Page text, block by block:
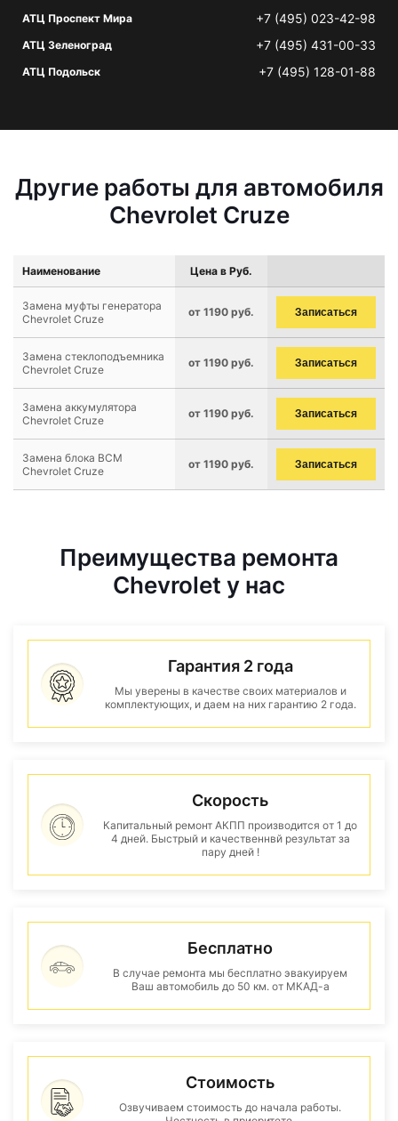
АТЦ Проспект Мира +7 (495) 023-42-98
АТЦ Зеленоград +7 (495) 431-00-33
АТЦ Подольск +7 (495) 128-01-88
Другие работы для автомобиля
Chevrolet Cruze
Наименование Цена в Руб.
Замена муфты генератора
Chevrolet Cruze
от 1190 руб. Записаться
Замена стеклоподъемника
Chevrolet Cruze
от 1190 руб. Записаться
Замена аккумулятора
Chevrolet Cruze
от 1190 руб. Записаться
Замена блока BCM
Chevrolet Cruze
от 1190 руб. Записаться
Преимущества ремонта
Chevrolet у нас
Гарантия 2 года
Мы уверены в качестве своих материалов и
комплектующих, и даем на них гарантию 2 года.
Скорость
Капитальный ремонт АКПП производится от 1 до
4 дней. Быстрый и качественнвй результат за
пару дней !
Бесплатно
В случае ремонта мы бесплатно эвакуируем
Ваш автомобиль до 50 км. от МКАД-а
Стоимость
Озвучиваем стоимость до начала работы.